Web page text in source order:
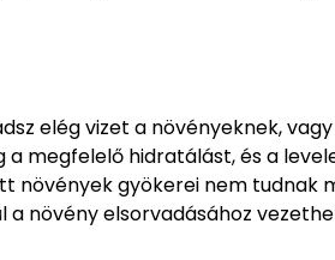
elég vizet a növényeknek,
megfelelő hidratálást, és a
növények gyökerei nem tudnak
a növény elsorvadásához